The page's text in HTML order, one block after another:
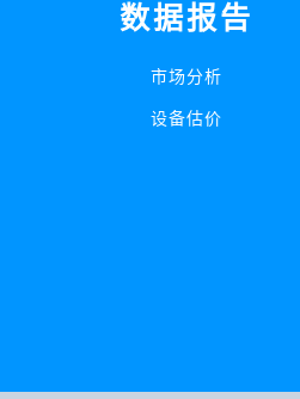
数据报告
市场分析
设备估价